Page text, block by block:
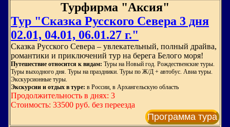
Турфирма "Аксия"
Тур "Сказка Русского Севера 3 дня
02.01, 04.01, 06.01.27 г."
Сказка Русского Севера – увлекательный, полный драйва,
романтики и приключений тур на берега Белого моря!
Путешествие относится к видам: Туры на Новый год. Рождественские туры.
Туры выходного дня. Туры на праздники. Туры по Ж/Д + автобус. Авиа туры.
Экскурсионные туры.
Экскурсии и отдых в туре: в России, в Архангельскую область
Продолжительность в днях: 3
Стоимость: 33500 руб. без переезда
Программа тура